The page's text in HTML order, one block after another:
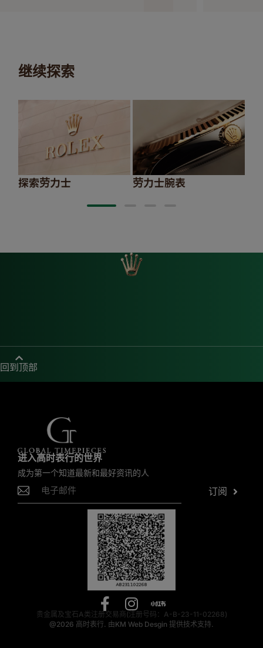
继续探索
探索劳力士 劳力士腕表
回到顶部
进入高时表行的世界
成为第一个知道最新和最好资讯的人
订阅
贵金属及宝石A类注册交易商(注册号码：A-B-23-11-02268)
@2026 高时表行. 由KM Web Desgin 提供技术支持.